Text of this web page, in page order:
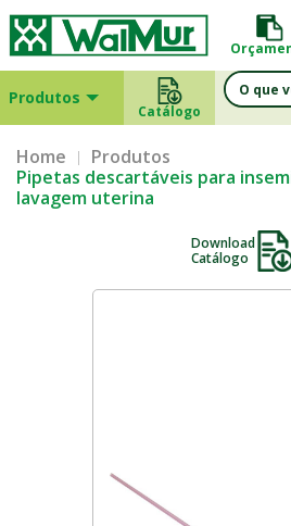
Produtos
Catálogo
Home
Produtos
Pipetas descartáveis para
lavagem uterina
Download
Catálogo